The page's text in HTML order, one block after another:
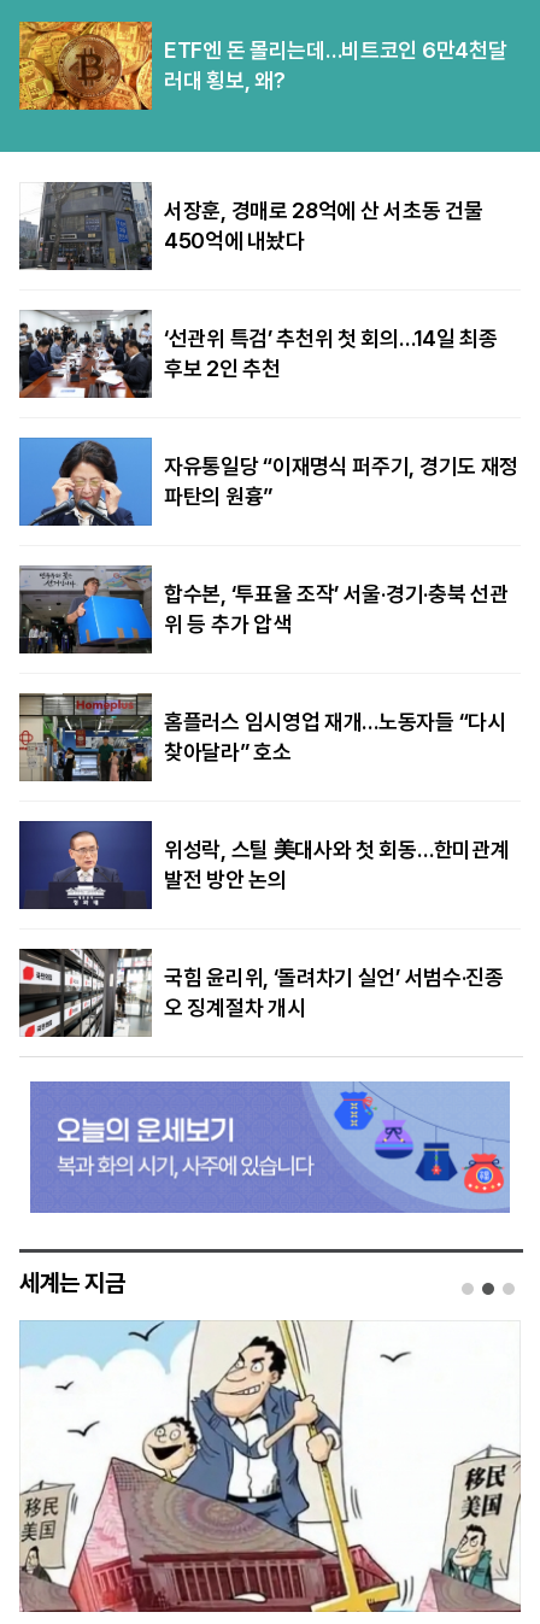
ETF엔 돈 몰리는데…비트코인 6만4천달
러대 횡보, 왜?
서장훈, 경매로 28억에 산 서초동 건물
450억에 내놨다
‘선관위 특검’ 추천위 첫 회의…14일 최종
후보 2인 추천
자유통일당 “이재명식 퍼주기, 경기도 재정
파탄의 원흉”
합수본, ‘투표율 조작’ 서울·경기·충북 선관
위 등 추가 압색
홈플러스 임시영업 재개…노동자들 “다시
찾아달라” 호소
위성락, 스틸 美대사와 첫 회동…한미관계
발전 방안 논의
국힘 윤리위, ‘돌려차기 실언’ 서범수·진종
오 징계절차 개시
세계는 지금